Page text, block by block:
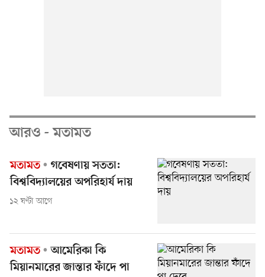
আরও - মতামত
মতামত
গবেষণায় সততা:
বিশ্ববিদ্যালয়ের অপরিহার্য দায়
১২ ঘণ্টা আগে
মতামত
আমেরিকা কি
মিয়ানমারের জান্তার ফাঁদে পা